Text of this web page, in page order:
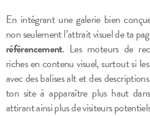
En intégrant une galerie bien
non seulement l’attrait visuel de ta
référencement. Les moteurs de
riches en contenu visuel, surtout si
avec des balises alt et des
ton site à apparaître plus haut
attirant ainsi plus de visiteurs